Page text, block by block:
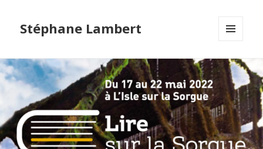
Stéphane Lambert
WIDGETS